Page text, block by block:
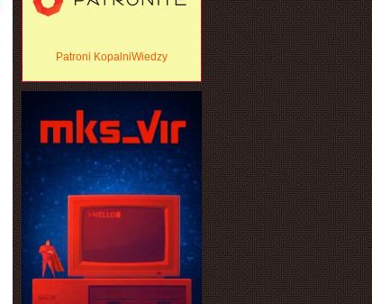
Patroni KopalniWiedzy